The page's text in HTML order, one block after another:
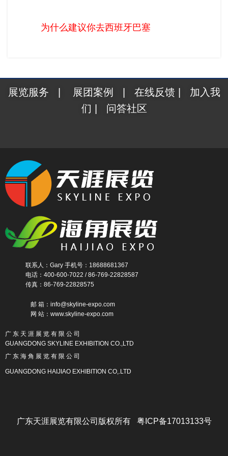
为什么建议你去西班牙巴塞罗那 Hispack 包
展览服务 展团案例 在线反馈| 加入我
们
问答社区
联系人：Gary 手机号：18688681367
电话：400-600-7022 / 86-769-22828587
传真：86-769-22828575
邮 箱：info@skyline-expo.com
网 站：www.skyline-expo.com
广 东 天 涯 展 览 有 限 公 司
GUANGDONG SKYLINE EXHIBITION CO.,LTD
广 东 海 角 展 览 有 限 公 司
GUANGDONG HAIJIAO EXHIBITION CO,.LTD
广东天涯展览有限公司版权所有 粤ICP备17013133号